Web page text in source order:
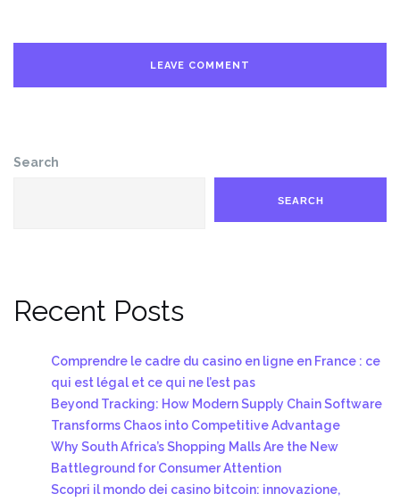
Search
SEARCH
Recent Posts
Comprendre le cadre du casino en ligne en France : ce
qui est légal et ce qui ne l’est pas
Beyond Tracking: How Modern Supply Chain Software
Transforms Chaos into Competitive Advantage
Why South Africa’s Shopping Malls Are the New
Battleground for Consumer Attention
Scopri il mondo dei casino bitcoin: innovazione,